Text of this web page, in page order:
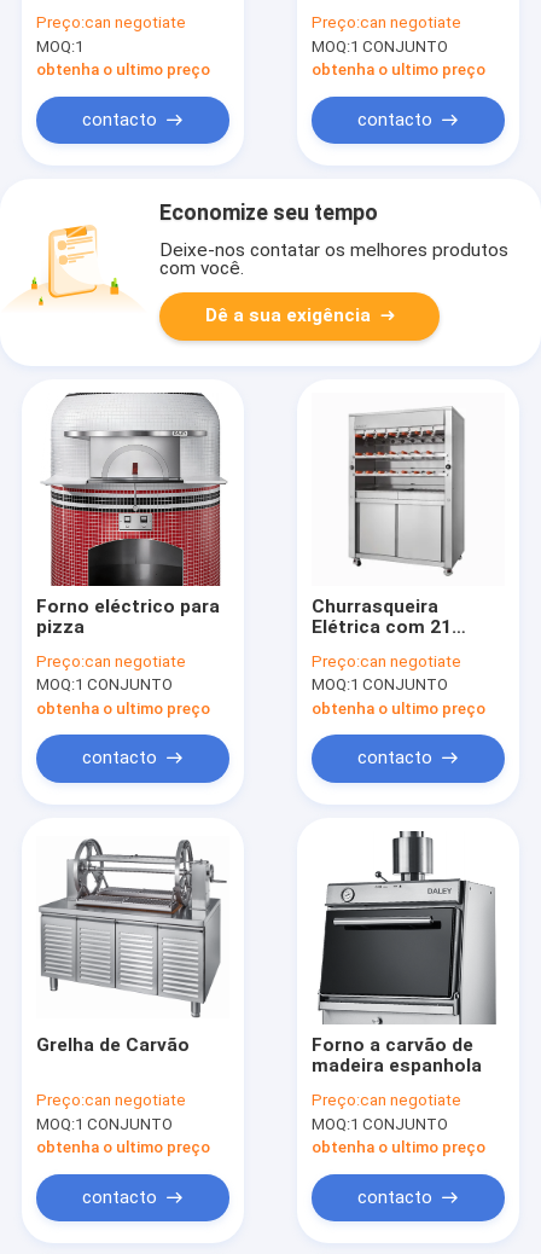
Preço:can negotiate
MOQ:1
obtenha o ultimo preço
contacto
Preço:can negotiate
MOQ:1 CONJUNTO
obtenha o ultimo preço
contacto
Economize seu tempo
Deixe-nos contatar os melhores produtos
com você.
Dê a sua exigência
Forno eléctrico para
pizza
Preço:can negotiate
MOQ:1 CONJUNTO
obtenha o ultimo preço
contacto
Churrasqueira
Elétrica com 21
Preço:can negotiate
MOQ:1 CONJUNTO
obtenha o ultimo preço
contacto
Grelha de Carvão
Preço:can negotiate
MOQ:1 CONJUNTO
obtenha o ultimo preço
contacto
Forno a carvão de
madeira espanhola
Preço:can negotiate
MOQ:1 CONJUNTO
obtenha o ultimo preço
contacto